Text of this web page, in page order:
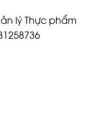
lý Thực phẩm